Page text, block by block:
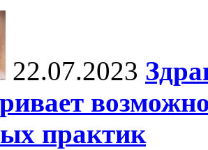
22.07.2023
практик